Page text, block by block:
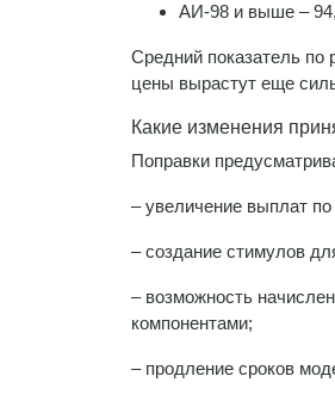
АИ-98 и выше –
Средний показатель по
цены вырастут еще
Какие изменения
Поправки
– увеличение выплат
– создание стимулов
– возможность
компонентами;
– продление сроков